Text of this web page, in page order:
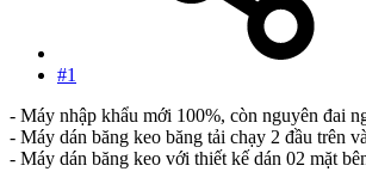
#1
- Máy nhập khẩu mới 100%, còn nguyên đai
- Máy dán băng keo băng tải chạy 2 đầu trên
- Máy dán băng keo với thiết kế dán 02 mặt